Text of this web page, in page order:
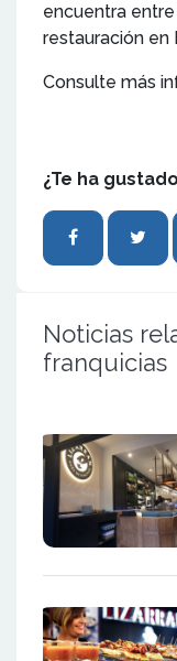
encuentra
restauración en
Consulte más
¿Te ha
Noticias
franquicias